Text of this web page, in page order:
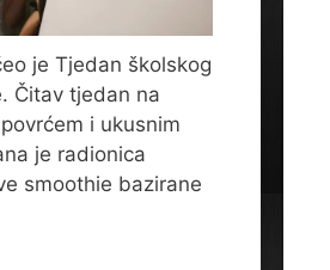
je Tjedan školskog
Čitav tjedan na
i ukusnim
je radionica
smoothie bazirane